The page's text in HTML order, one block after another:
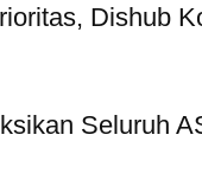
Dishub
Seluruh